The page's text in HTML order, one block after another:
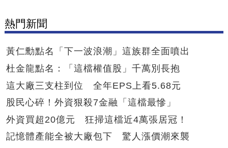
熱門新聞
黃仁勳點名「下一波浪潮」這族群全面噴出
杜金龍點名：「這檔權值股」千萬別長抱
這大廠三支柱到位 全年EPS上看5.68元
股民心碎！外資狠殺7金融「這檔最慘」
外資買超20億元 狂掃這檔近4萬張居冠！
記憶體產能全被大廠包下 驚人漲價潮來襲